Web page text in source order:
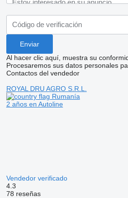
Al hacer clic aquí, muestra su
Procesaremos sus datos personales
Contactos del vendedor
ROYAL DRU AGRO S.R.L.
Rumanía
2 años en Autoline
Vendedor verificado
4.3
78 reseñas